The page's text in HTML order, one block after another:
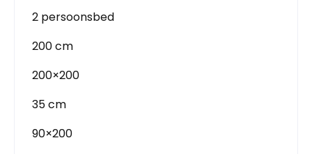
2 persoonsbed
200 cm
200×200
35 cm
90×200